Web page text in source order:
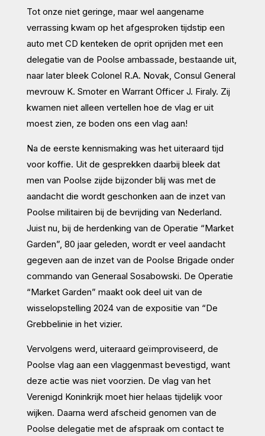
Tot onze niet geringe, maar wel aangename
verrassing kwam op het afgesproken tijdstip een
auto met CD kenteken de oprit oprijden met een
delegatie van de Poolse ambassade, bestaande uit,
naar later bleek Colonel R.A. Novak, Consul General
mevrouw K. Smoter en Warrant Officer J. Firaly. Zij
kwamen niet alleen vertellen hoe de vlag er uit
moest zien, ze boden ons een vlag aan!
Na de eerste kennismaking was het uiteraard tijd
voor koffie. Uit de gesprekken daarbij bleek dat
men van Poolse zijde bijzonder blij was met de
aandacht die wordt geschonken aan de inzet van
Poolse militairen bij de bevrijding van Nederland.
Juist nu, bij de herdenking van de Operatie “Market
Garden”, 80 jaar geleden, wordt er veel aandacht
gegeven aan de inzet van de Poolse Brigade onder
commando van Generaal Sosabowski. De Operatie
“Market Garden” maakt ook deel uit van de
wisselopstelling 2024 van de expositie van “De
Grebbelinie in het vizier.
Vervolgens werd, uiteraard geïmproviseerd, de
Poolse vlag aan een vlaggenmast bevestigd, want
deze actie was niet voorzien. De vlag van het
Verenigd Koninkrijk moet hier helaas tijdelijk voor
wijken. Daarna werd afscheid genomen van de
Poolse delegatie met de afspraak om contact te